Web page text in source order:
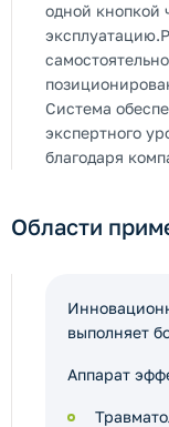
одной кнопкой
Система
экспертного
благодаря
Области
выполняет
Аппарат